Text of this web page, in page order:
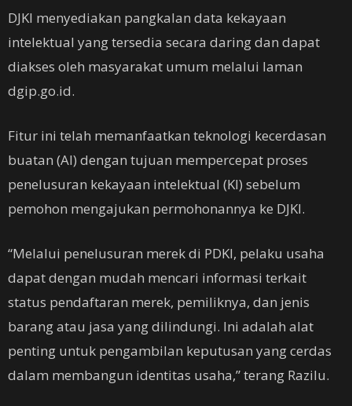
DJKI menyediakan pangkalan data kekayaan
intelektual yang tersedia secara daring dan dapat
diakses oleh masyarakat umum melalui laman
dgip.go.id.
Fitur ini telah memanfaatkan teknologi kecerdasan
buatan (AI) dengan tujuan mempercepat proses
penelusuran kekayaan intelektual (KI) sebelum
pemohon mengajukan permohonannya ke DJKI.
“Melalui penelusuran merek di PDKI, pelaku usaha
dapat dengan mudah mencari informasi terkait
status pendaftaran merek, pemiliknya, dan jenis
barang atau jasa yang dilindungi. Ini adalah alat
penting untuk pengambilan keputusan yang cerdas
dalam membangun identitas usaha,” terang Razilu.